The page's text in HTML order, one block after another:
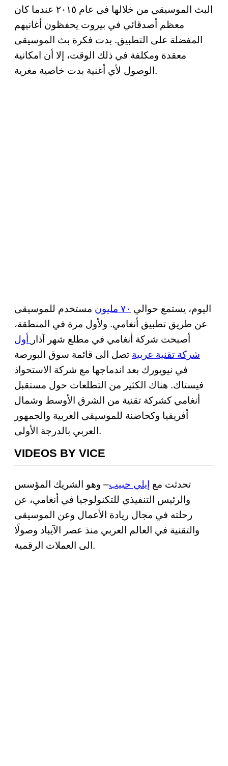
البث الموسيقي من خلالها في عام ٢٠١٥ عندما كان
معظم أصدقائي في بيروت يحفظون أغانيهم
المفضلة على التطبيق. بدت فكرة بث الموسيقى
معقدة ومكلفة في ذلك الوقت، إلا أن امكانية
الوصول لأي أغنية بدت خاصية مغرية.
اليوم، يستمع حوالي ٧٠ مليون
مستخدم للموسيقى
عن طريق تطبيق أنغامي. ولأول مرة في المنطقة،
أصبحت شركة أنغامي في مطلع شهر آذار أول
شركة تقنية عربية تصل الى قائمة سوق البورصة
في نيويورك بعد اندماجها مع شركة الاستحواذ
فيستاك. هناك الكثير من التطلعات حول مستقبل
أنغامي كشركة تقنية من الشرق الأوسط وشمال
أفريقيا وكحاضنة للموسيقى العربية والجمهور
العربي بالدرجة الأولى.
VIDEOS BY VICE
تحدثت مع إيلي حبيب– وهو الشريك المؤسس
والرئيس التنفيذي للتكنولوجيا في أنغامي، عن
رحلته في مجال ريادة الأعمال وعن الموسيقى
والتقنية في العالم العربي منذ عصر الآيباد وصولًا
الى العملات الرقمية.